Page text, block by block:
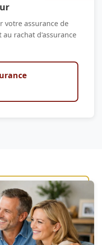
votre assurance de
rachat d'assurance